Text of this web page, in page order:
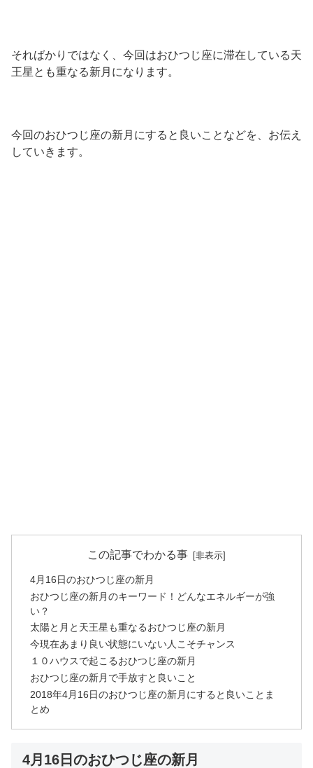
そればかりではなく、今回はおひつじ座に滞在している天
王星とも重なる新月になります。
今回のおひつじ座の新月にすると良いことなどを、お伝え
していきます。
この記事でわかる事
4月16日のおひつじ座の新月
おひつじ座の新月のキーワード！どんなエネルギーが強
い？
太陽と月と天王星も重なるおひつじ座の新月
今現在あまり良い状態にいない人こそチャンス
１０ハウスで起こるおひつじ座の新月
おひつじ座の新月で手放すと良いこと
2018年4月16日のおひつじ座の新月にすると良いことま
とめ
4月16日のおひつじ座の新月